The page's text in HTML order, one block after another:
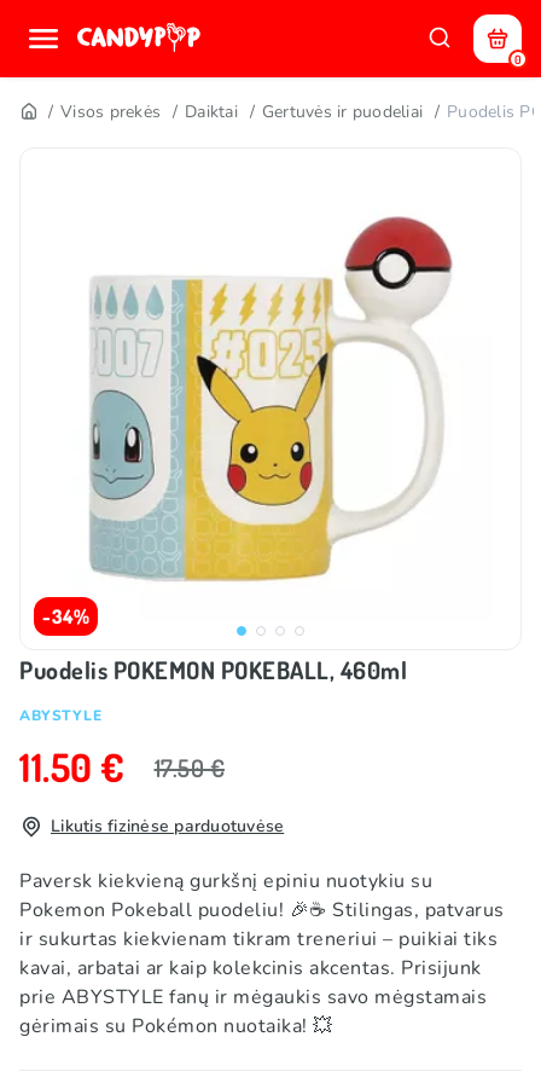
0
Visos prekės Daiktai Gertuvės ir puodeliai Puodelis
-34%
Puodelis POKEMON POKEBALL, 460ml
ABYSTYLE
11.50 € 17.50 €
Likutis fizinėse parduotuvėse
Paversk kiekvieną gurkšnį epiniu nuotykiu su
Pokemon Pokeball puodeliu! 🎉☕️ Stilingas, patvarus
ir sukurtas kiekvienam tikram treneriui – puikiai tiks
kavai, arbatai ar kaip kolekcinis akcentas. Prisijunk
prie ABYSTYLE fanų ir mėgaukis savo mėgstamais
gėrimais su Pokémon nuotaika! 💥